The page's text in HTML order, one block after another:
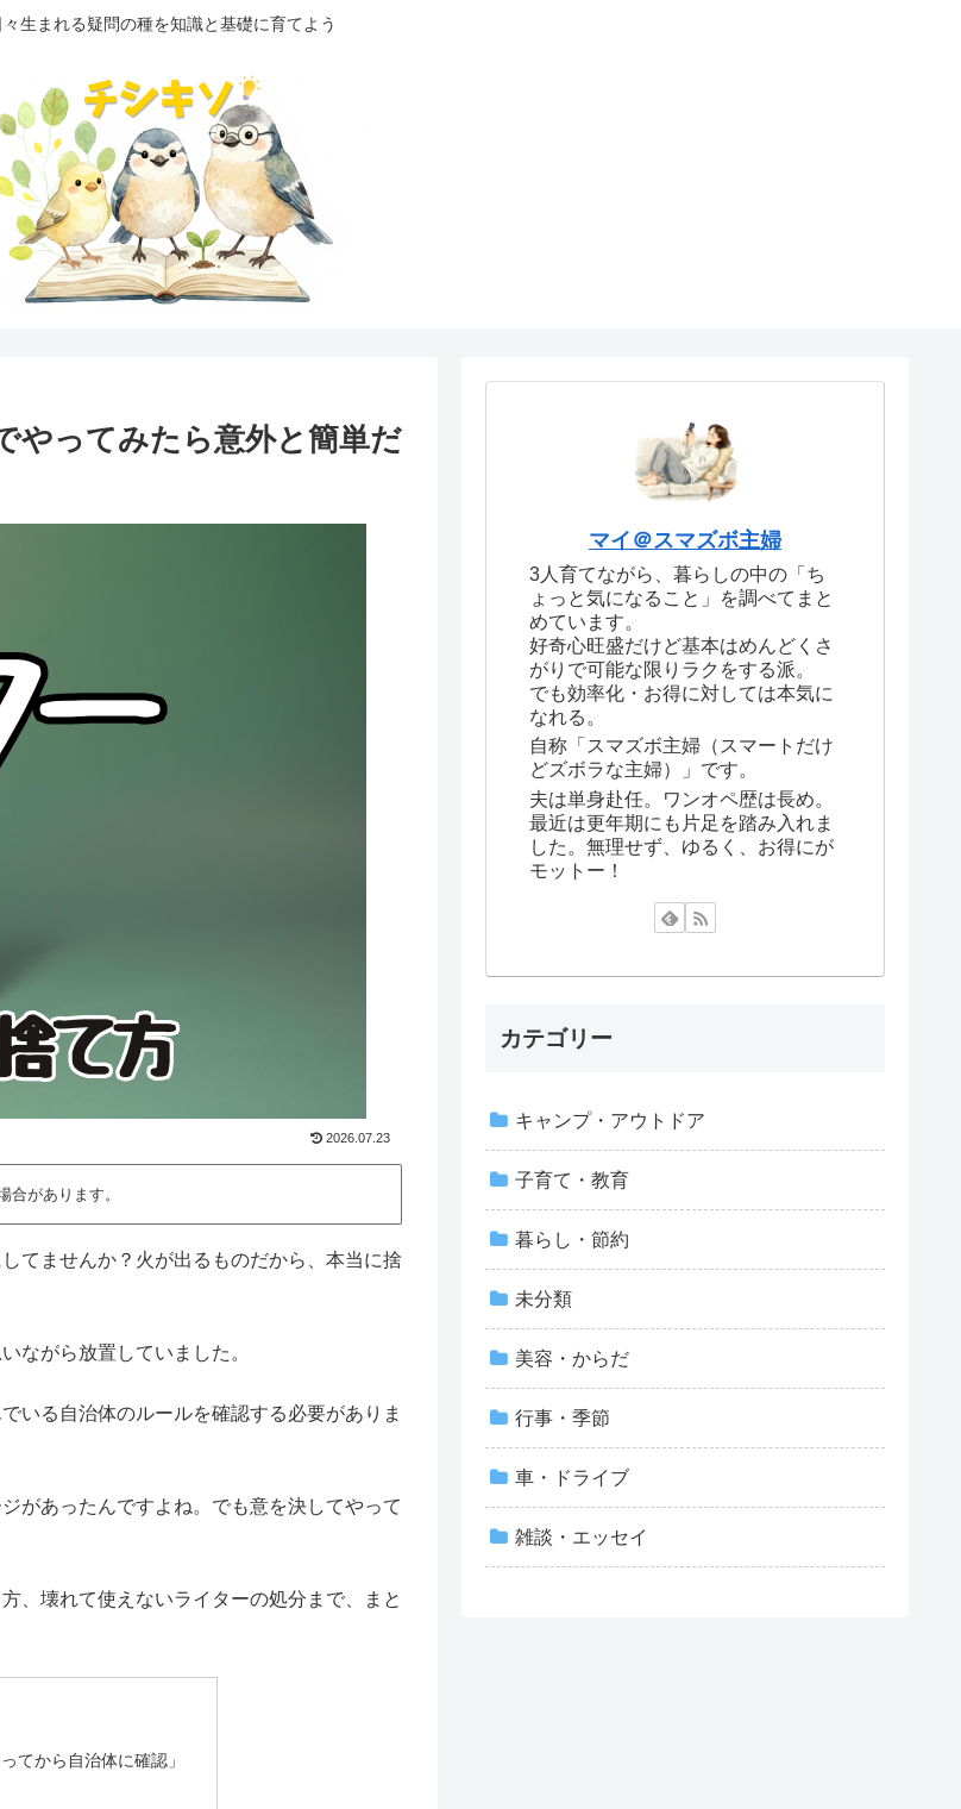
々生まれる疑問の種を知識と基礎に育てよう
やってみたら意外と簡単だ
2026.07.23
合があります。
てませんか？火が出るものだから、本当に捨
ながら放置していました。
いる自治体のルールを確認する必要がありま
があったんですよね。でも意を決してやって
、壊れて使えないライターの処分まで、まと
てから自治体に確認」
マイ＠スマズボ主婦
3人育てながら、暮らしの中の「ち
ょっと気になること」を調べてまと
めています。
好奇心旺盛だけど基本はめんどくさ
がりで可能な限りラクをする派。
でも効率化・お得に対しては本気に
なれる。
自称「スマズボ主婦（スマートだけ
どズボラな主婦）」です。
夫は単身赴任。ワンオペ歴は長め。
最近は更年期にも片足を踏み入れま
した。無理せず、ゆるく、お得にが
モットー！
カテゴリー
キャンプ・アウトドア
子育て・教育
暮らし・節約
未分類
美容・からだ
行事・季節
車・ドライブ
雑談・エッセイ